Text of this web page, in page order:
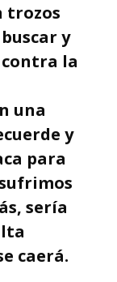
trozos
y
la
una
y
para
sería
caerá.